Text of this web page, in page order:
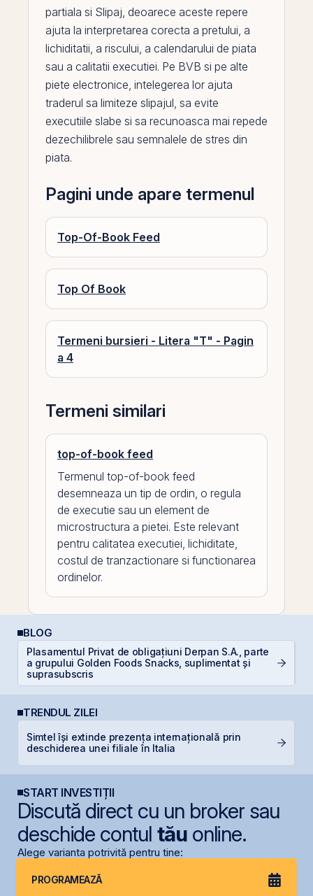
partiala si Slipaj, deoarece aceste repere
ajuta la interpretarea corecta a pretului, a
lichiditatii, a riscului, a calendarului de piata
sau a calitatii executiei. Pe BVB si pe alte
piete electronice, intelegerea lor ajuta
traderul sa limiteze slipajul, sa evite
executiile slabe si sa recunoasca mai repede
dezechilibrele sau semnalele de stres din
piata.
Pagini unde apare termenul
Top-Of-Book Feed
Top Of Book
Termeni bursieri - Litera "T" - Pagin
a 4
Termeni similari
top-of-book feed
Termenul top-of-book feed
desemneaza un tip de ordin, o regula
de executie sau un element de
microstructura a pietei. Este relevant
pentru calitatea executiei, lichiditate,
costul de tranzactionare si functionarea
ordinelor.
BLOG
Plasamentul Privat de obligațiuni Derpan S.A., parte
a grupului Golden Foods Snacks, suplimentat și
suprasubscris
TRENDUL ZILEI
Simtel își extinde prezența internațională prin
deschiderea unei filiale în Italia
START INVESTIȚII
Discută direct cu un broker sau
deschide contul tăuonline.
Alege varianta potrivită pentru tine:
PROGRAMEAZĂ